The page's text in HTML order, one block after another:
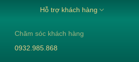
Hỗ trợ khách hàng
Chăm sóc khách hàng
0932.985.868